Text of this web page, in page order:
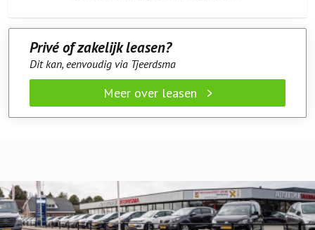
Privé of zakelijk leasen?
Dit kan, eenvoudig via Tjeerdsma
Meer over leasen